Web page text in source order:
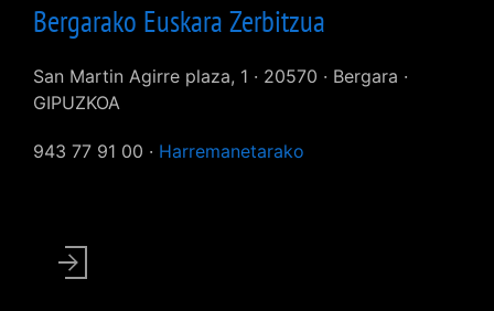
Bergarako Euskara Zerbitzua
San Martin Agirre plaza, 1 · 20570 · Bergara ·
GIPUZKOA
943 77 91 00 · Harremanetarako
User
account